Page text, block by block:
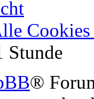
Cookies
Stunde
®